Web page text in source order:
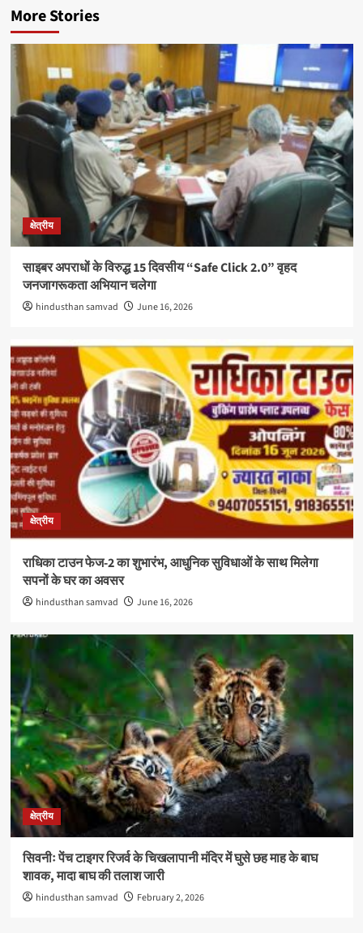
More Stories
क्षेत्रीय
साइबर अपराधों के विरुद्ध 15 दिवसीय “Safe Click 2.0” वृहद
जनजागरूकता अभियान चलेगा
hindusthan samvad June 16, 2026
क्षेत्रीय
राधिका टाउन फेज-2 का शुभारंभ, आधुनिक सुविधाओं के साथ मिलेगा
सपनों के घर का अवसर
hindusthan samvad June 16, 2026
क्षेत्रीय
सिवनीः पेंच टाइगर रिजर्व के चिखलापानी मंदिर में घुसे छह माह के बाघ
शावक, मादा बाघ की तलाश जारी
hindusthan samvad February 2, 2026